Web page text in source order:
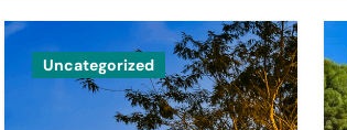
Uncategorized